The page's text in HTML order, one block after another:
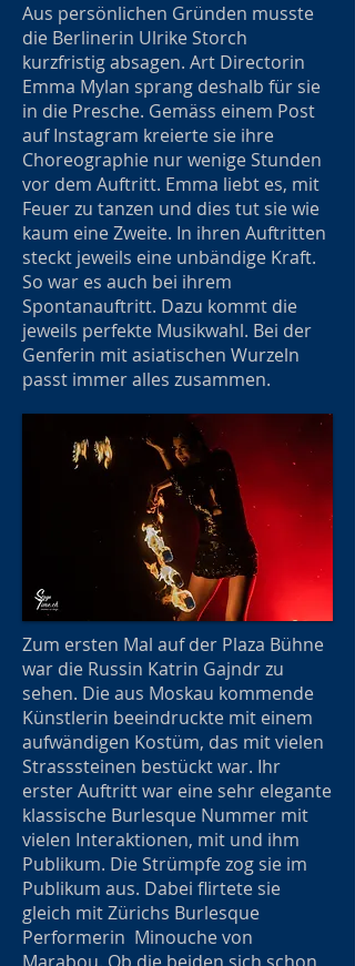
Aus persönlichen Gründen musste
die Berlinerin Ulrike Storch
kurzfristig absagen. Art Directorin
Emma Mylan sprang deshalb für sie
in die Presche. Gemäss einem Post
auf Instagram kreierte sie ihre
Choreographie nur wenige Stunden
vor dem Auftritt. Emma liebt es, mit
Feuer zu tanzen und dies tut sie wie
kaum eine Zweite. In ihren Auftritten
steckt jeweils eine unbändige Kraft.
So war es auch bei ihrem
Spontanauftritt. Dazu kommt die
jeweils perfekte Musikwahl. Bei der
Genferin mit asiatischen Wurzeln
passt immer alles zusammen.
Zum ersten Mal auf der Plaza Bühne
war die Russin Katrin Gajndr zu
sehen. Die aus Moskau kommende
Künstlerin beeindruckte mit einem
aufwändigen Kostüm, das mit vielen
Strasssteinen bestückt war. Ihr
erster Auftritt war eine sehr elegante
klassische Burlesque Nummer mit
vielen Interaktionen, mit und ihm
Publikum. Die Strümpfe zog sie im
Publikum aus. Dabei flirtete sie
gleich mit Zürichs Burlesque
Performerin Minouche von